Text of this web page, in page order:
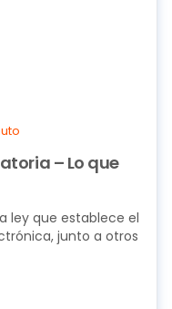
– Lo que
ley que establece el
junto a otros